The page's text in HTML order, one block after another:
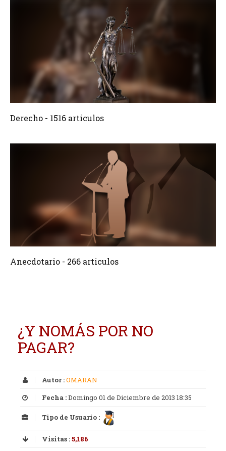
Crear 1516 Articulos
Derecho - 1516 articulos
Crear 266 Articulos
Anecdotario - 266 articulos
¿Y NOMÁS POR NO
PAGAR?
Autor :OMARAN
Fecha :Domingo 01 de Diciembre de 2013 18:35
Tipo de Usuario :
Visitas :5,186